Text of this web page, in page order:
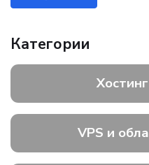
Категории
VPS и